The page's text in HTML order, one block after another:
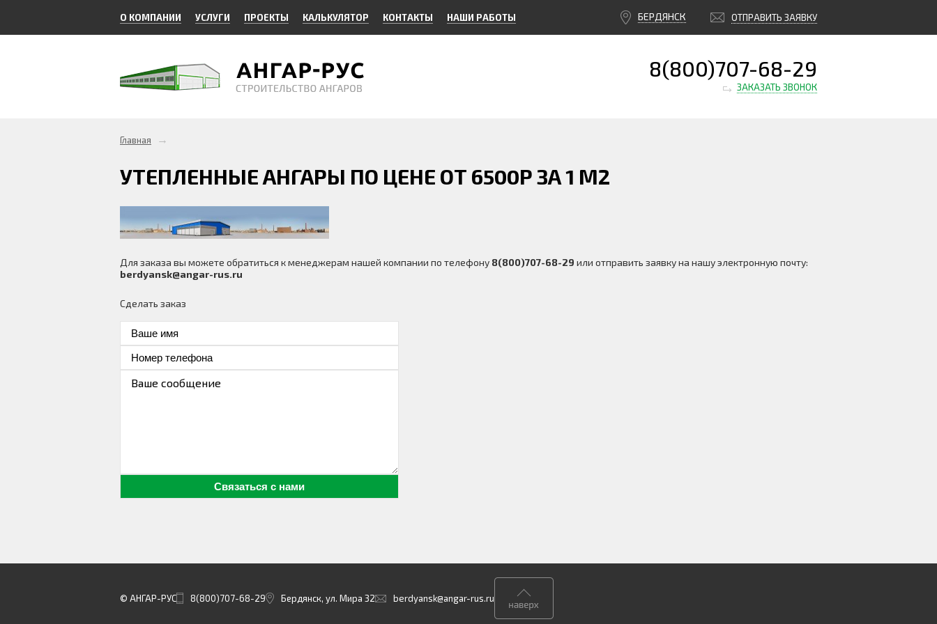
О КОМПАНИИ УСЛУГИ ПРОЕКТЫ КАЛЬКУЛЯТОР КОНТАКТЫ НАШИ РАБОТЫ ОТПРАВИТЬ ЗАЯВКУ
БЕРДЯНСК
8(800)707-68-29
ЗАКАЗАТЬ ЗВОНОК
Главная →
УТЕПЛЕННЫЕ АНГАРЫ ПО ЦЕНЕ ОТ 6500Р ЗА 1 М2
Для заказа вы можете обратиться к менеджерам нашей компании по телефону 8(800)707-68-29 или отправить заявку на нашу электронную почту:
berdyansk@angar-rus.ru
Сделать заказ
© АНГАР-РУС 8(800)707-68-29 Бердянск, ул. Мира 32 berdyansk@angar-rus.ru